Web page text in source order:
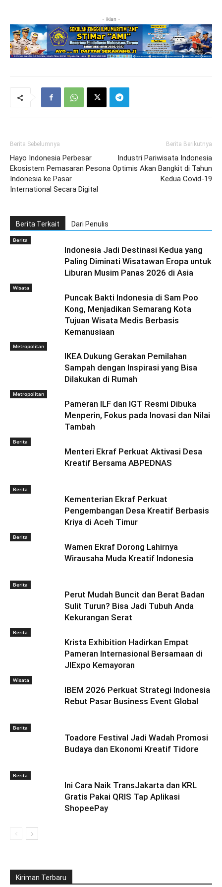
- iklan -
Berita Sebelumnya
Hayo Indonesia Perbesar
Ekosistem Pemasaran Pesona
Indonesia ke Pasar
International Secara Digital
Berita Berikutnya
Industri Pariwisata Indonesia
Optimis Akan Bangkit di Tahun
Kedua Covid-19
Berita Terkait Dari Penulis
Berita
Indonesia Jadi Destinasi Kedua yang
Paling Diminati Wisatawan Eropa untuk
Liburan Musim Panas 2026 di Asia
Wisata
Puncak Bakti Indonesia di Sam Poo
Kong, Menjadikan Semarang Kota
Tujuan Wisata Medis Berbasis
Kemanusiaan
Metropolitan
IKEA Dukung Gerakan Pemilahan
Sampah dengan Inspirasi yang Bisa
Dilakukan di Rumah
Metropolitan
Pameran ILF dan IGT Resmi Dibuka
Menperin, Fokus pada Inovasi dan Nilai
Tambah
Berita
Menteri Ekraf Perkuat Aktivasi Desa
Kreatif Bersama ABPEDNAS
Berita
Kementerian Ekraf Perkuat
Pengembangan Desa Kreatif Berbasis
Kriya di Aceh Timur
Berita
Wamen Ekraf Dorong Lahirnya
Wirausaha Muda Kreatif Indonesia
Berita
Perut Mudah Buncit dan Berat Badan
Sulit Turun? Bisa Jadi Tubuh Anda
Kekurangan Serat
Berita
Krista Exhibition Hadirkan Empat
Pameran Internasional Bersamaan di
JIExpo Kemayoran
Wisata
IBEM 2026 Perkuat Strategi Indonesia
Rebut Pasar Business Event Global
Berita
Toadore Festival Jadi Wadah Promosi
Budaya dan Ekonomi Kreatif Tidore
Berita
Ini Cara Naik TransJakarta dan KRL
Gratis Pakai QRIS Tap Aplikasi
ShopeePay
Kiriman Terbaru